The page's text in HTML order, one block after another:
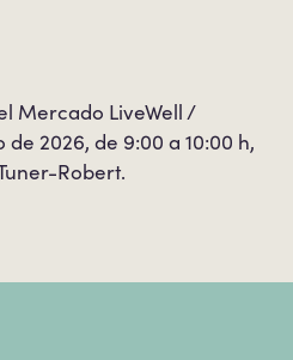
Mercado LiveWell /
2026, de 9:00 a 10:00 h,
Robert.